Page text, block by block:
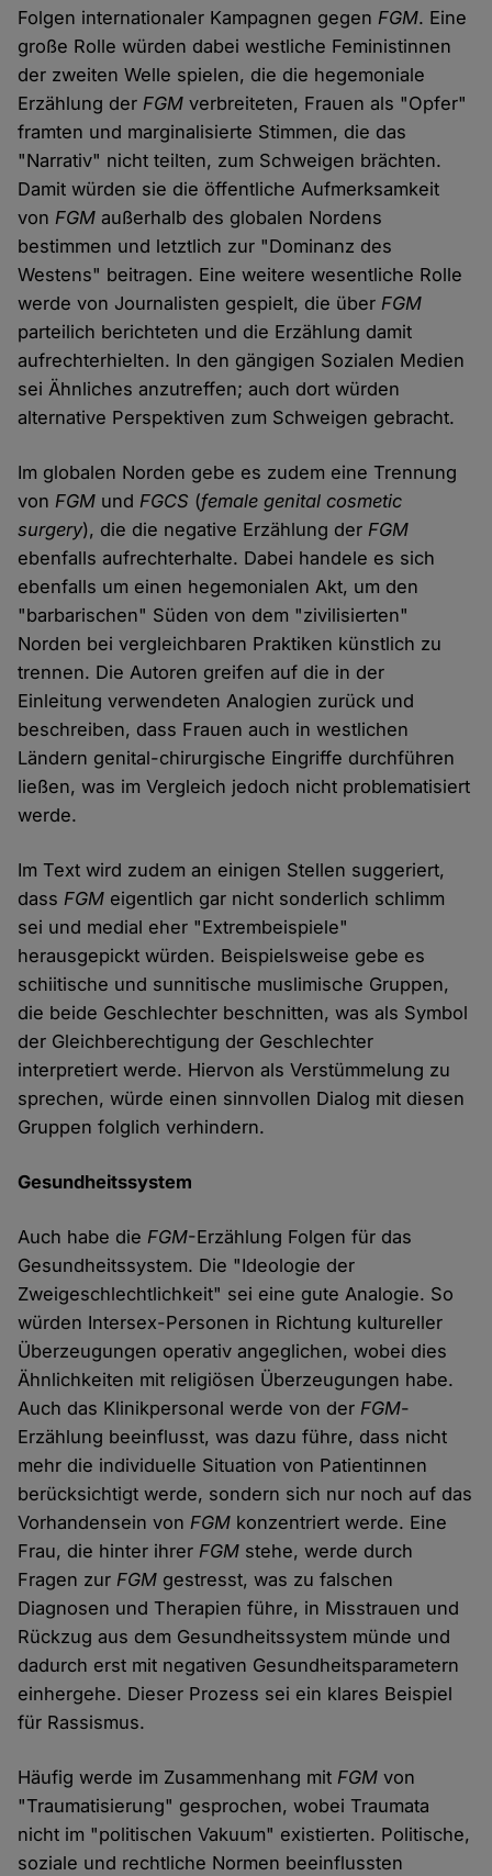
Folgen internationaler Kampagnen gegenFGM. Eine
große Rolle würden dabei westliche Feministinnen
der zweiten Welle spielen, die die hegemoniale
Erzählung derFGM verbreiteten, Frauen als "Opfer"
framten und marginalisierte Stimmen, die das
"Narrativ" nicht teilten, zum Schweigen brächten.
Damit würden sie die öffentliche Aufmerksamkeit
vonFGM außerhalb des globalen Nordens
bestimmen und letztlich zur "Dominanz des
Westens" beitragen. Eine weitere wesentliche Rolle
werde von Journalisten gespielt, die überFGM
parteilich berichteten und die Erzählung damit
aufrechterhielten. In den gängigen Sozialen Medien
sei Ähnliches anzutreffen; auch dort würden
alternative Perspektiven zum Schweigen gebracht.
Im globalen Norden gebe es zudem eine Trennung
vonFGM undFGCS (female genital cosmetic
surgery), die die negative Erzählung derFGM
ebenfalls aufrechterhalte. Dabei handele es sich
ebenfalls um einen hegemonialen Akt, um den
"barbarischen" Süden von dem "zivilisierten"
Norden bei vergleichbaren Praktiken künstlich zu
trennen. Die Autoren greifen auf die in der
Einleitung verwendeten Analogien zurück und
beschreiben, dass Frauen auch in westlichen
Ländern genital-chirurgische Eingriffe durchführen
ließen, was im Vergleich jedoch nicht problematisiert
werde.
Im Text wird zudem an einigen Stellen suggeriert,
dassFGM eigentlich gar nicht sonderlich schlimm
sei und medial eher "Extrembeispiele"
herausgepickt würden. Beispielsweise gebe es
schiitische und sunnitische muslimische Gruppen,
die beide Geschlechter beschnitten, was als Symbol
der Gleichberechtigung der Geschlechter
interpretiert werde. Hiervon als Verstümmelung zu
sprechen, würde einen sinnvollen Dialog mit diesen
Gruppen folglich verhindern.
Gesundheitssystem
Auch habe dieFGM-Erzählung Folgen für das
Gesundheitssystem. Die "Ideologie der
Zweigeschlechtlichkeit" sei eine gute Analogie. So
würden Intersex-Personen in Richtung kultureller
Überzeugungen operativ angeglichen, wobei dies
Ähnlichkeiten mit religiösen Überzeugungen habe.
Auch das Klinikpersonal werde von derFGM-
Erzählung beeinflusst, was dazu führe, dass nicht
mehr die individuelle Situation von Patientinnen
berücksichtigt werde, sondern sich nur noch auf das
Vorhandensein vonFGM konzentriert werde. Eine
Frau, die hinter ihrerFGM stehe, werde durch
Fragen zurFGM gestresst, was zu falschen
Diagnosen und Therapien führe, in Misstrauen und
Rückzug aus dem Gesundheitssystem münde und
dadurch erst mit negativen Gesundheitsparametern
einhergehe. Dieser Prozess sei ein klares Beispiel
für Rassismus.
Häufig werde im Zusammenhang mitFGM von
"Traumatisierung" gesprochen, wobei Traumata
nicht im "politischen Vakuum" existierten. Politische,
soziale und rechtliche Normen beeinflussten